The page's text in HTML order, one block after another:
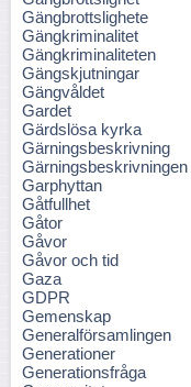
Gängbrottslighete
Gängkriminalitet
Gängkriminaliteten
Gängskjutningar
Gängvåldet
Gardet
Gärdslösa kyrka
Gärningsbeskrivning
Gärningsbeskrivningen
Garphyttan
Gåtfullhet
Gåtor
Gåvor
Gåvor och tid
Gaza
GDPR
Gemenskap
Generalförsamlingen
Generationer
Generationsfråga